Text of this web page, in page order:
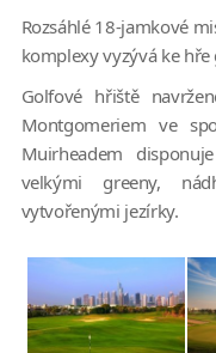
Rozsáhlé 18-jamkové
komplexy vyzývá ke
Golfové hřiště
Montgomeriem ve
Muirheadem
velkými greeny,
vytvořenými jezírky.